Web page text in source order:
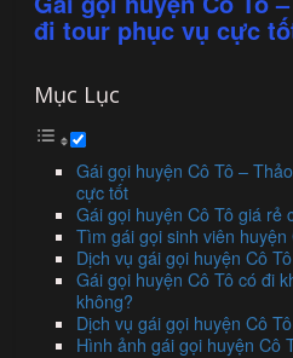
đi tour phục vụ cực
Mục Lục
Gái gọi huyện Cô Tô –
cực tốt
Gái gọi huyện Cô Tô giá rẻ
Tìm gái gọi sinh viên
Dịch vụ gái gọi huyện Cô
Gái gọi huyện Cô Tô có đi
không?
Dịch vụ gái gọi huyện Cô
Hình ảnh gái gọi huyện Cô